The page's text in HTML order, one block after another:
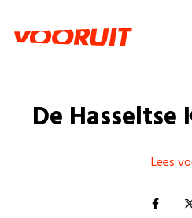
Gelijke
OnzeDoe
Doe
Login
Login
De
Lees